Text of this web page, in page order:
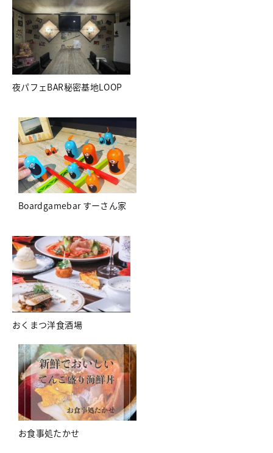
夜パフェBAR秘密基地LOOP
Boardgamebar すーさん家
おくまつ洋食酒場
お食事処たかせ